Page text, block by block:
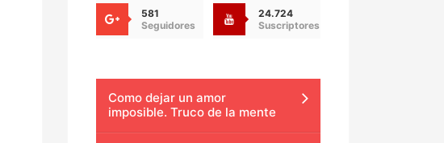
581
Seguidores
24.724
Suscriptores
Como dejar un amor
imposible. Truco de la mente